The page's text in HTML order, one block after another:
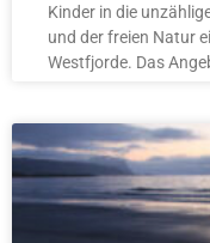
Kinder in die
und der freien Natur
Westfjorde. Das